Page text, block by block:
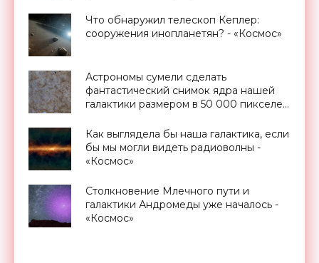
Что обнаружил телескоп Кеплер:
сооружения инопланетян? - «Космос»
Астрономы сумели сделать
фантастический снимок ядра нашей
галактики размером в 50 000 пикселей
Как выглядела бы наша галактика, если
бы мы могли видеть радиоволны -
«Космос»
Столкновение Млечного пути и
галактики Андромеды уже началось -
«Космос»